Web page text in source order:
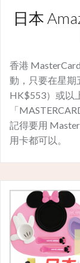
日本
香港
動，只要在星期
HK$553）或以
「
記得要用
用卡都可以。